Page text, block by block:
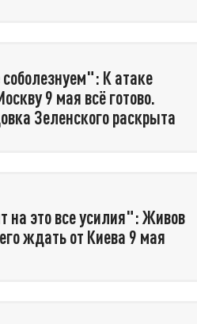
К атаке
9 мая всё готово.
Зеленского раскрыта
на это все усилия": Живов
ждать от Киева 9 мая